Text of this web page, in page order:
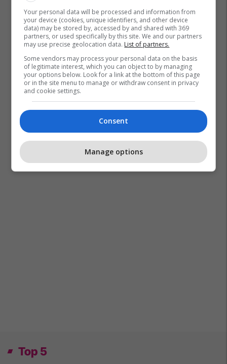
Top 5
Your personal data will be processed and information from
your device (cookies, unique identifiers, and other device
data) may be stored by, accessed by and shared with 369
partners, or used specifically by this site. We and our partners
may use precise geolocation data. List of partners.
Some vendors may process your personal data on the basis
of legitimate interest, which you can object to by managing
your options below. Look for a link at the bottom of this page
or in the site menu to manage or withdraw consent in privacy
and cookie settings.
Consent
Manage options